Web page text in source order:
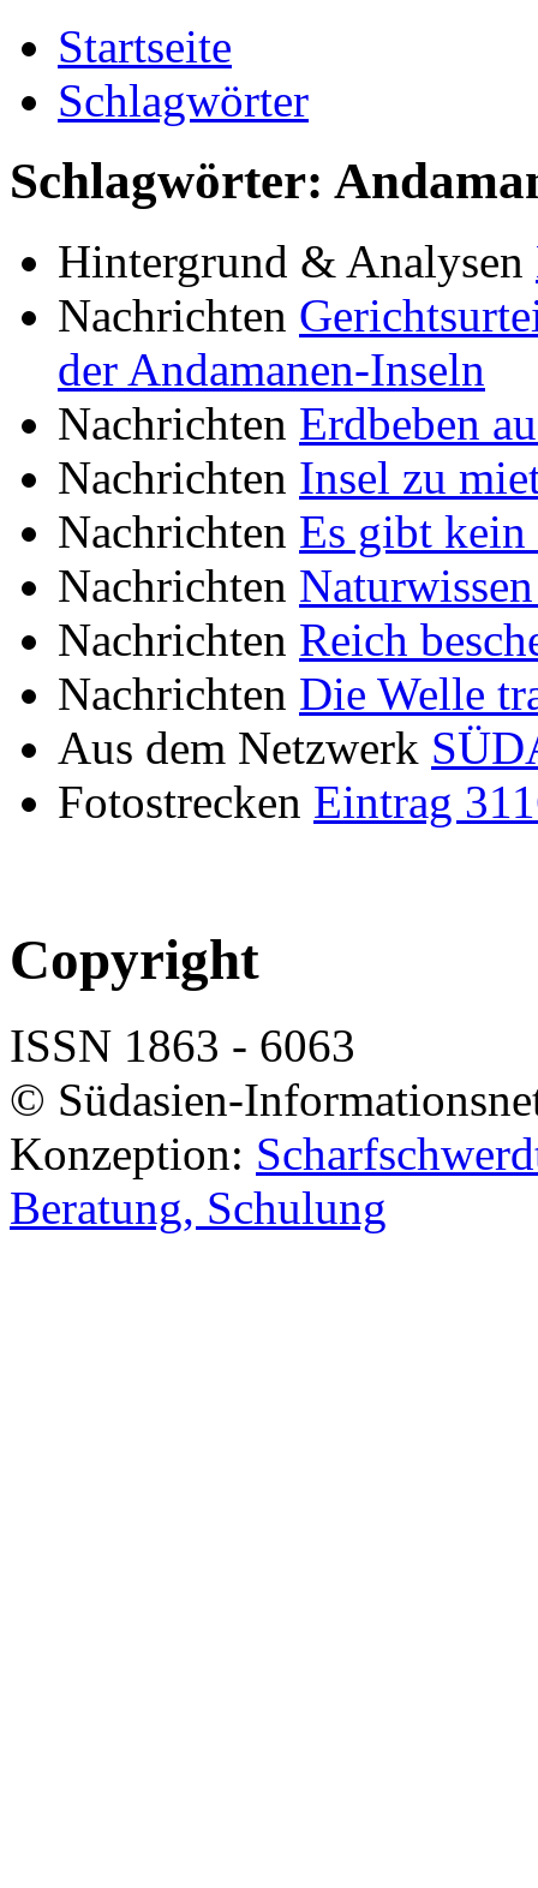
Startseite
Schlagwörter
Schlagwörter:
Hintergrund & Analysen
Nachrichten
der Andamanen-Inseln
Nachrichten Erdbeben
Nachrichten Insel zu
Nachrichten Es gibt
Nachrichten
Nachrichten Reich
Nachrichten Die Welle
Aus dem Netzwerk
Fotostrecken Eintrag
Copyright
ISSN 1863 - 6063
© Südasien-
Konzeption:
Beratung, Schulung